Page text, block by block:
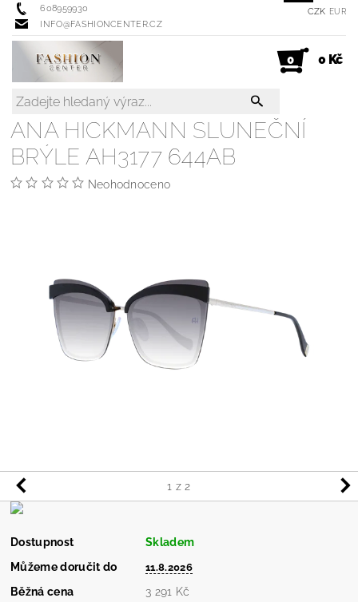
608959930
INFO@FASHIONCENTER.CZ
CZK EUR
0 0 Kč
1 z 2
ANA HICKMANN SLUNEČNÍ
BRÝLE AH3177 644AB
Neohodnoceno
Dostupnost
Skladem
Můžeme doručit do
11.8.2026
Běžná cena
3 291 Kč